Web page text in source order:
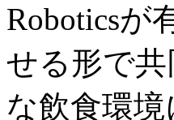
Roboticsが
せる形で
な飲食環